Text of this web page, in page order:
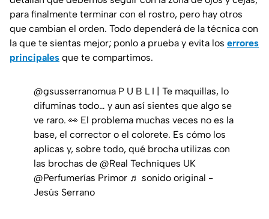
para finalmente terminar con el rostro, pero hay otros
que cambian el orden. Todo dependerá de la técnica con
la que te sientas mejor; ponlo a prueba y evita los errores
principales que te compartimos.
@gsusserranomua P U B L I | Te maquillas, lo
difuminas todo… y aun así sientes que algo se
ve raro. 👀 El problema muchas veces no es la
base, el corrector o el colorete. Es cómo los
aplicas y, sobre todo, qué brocha utilizas con
las brochas de @Real Techniques UK
@Perfumerías Primor ♬ sonido original -
Jesús Serrano